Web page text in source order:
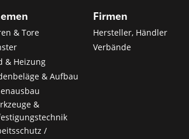
& Tore
& Heizung
& Aufbau
&
/
Firmen
Hersteller, Händler
Verbände